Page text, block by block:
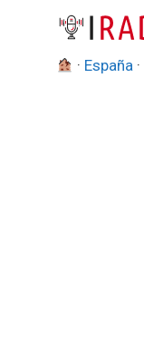
contenido
· España ·